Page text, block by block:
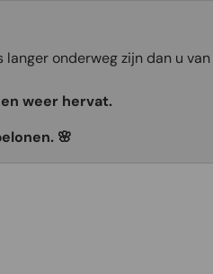
onderweg zijn dan u
weer hervat.
🌸